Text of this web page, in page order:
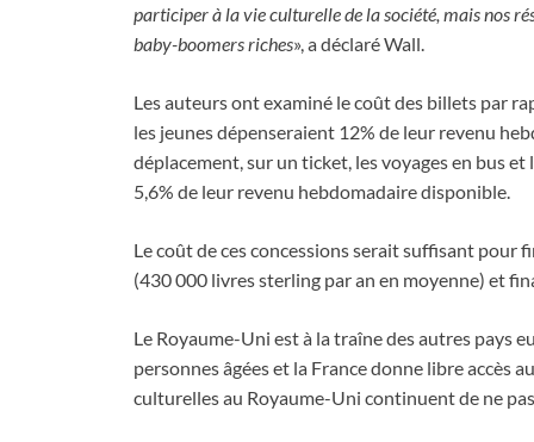
participer à la vie culturelle de la société, mais nos
baby-boomers riches», a déclaré Wall.
Les auteurs ont examiné le coût des billets par
les jeunes dépenseraient 12% de leur revenu
déplacement, sur un ticket, les voyages en bus
5,6% de leur revenu hebdomadaire disponible.
Le coût de ces concessions serait suffisant pour
(430 000 livres sterling par an en moyenne) et
Le Royaume-Uni est à la traîne des autres pays
personnes âgées et la France donne libre accès
culturelles au Royaume-Uni continuent de ne